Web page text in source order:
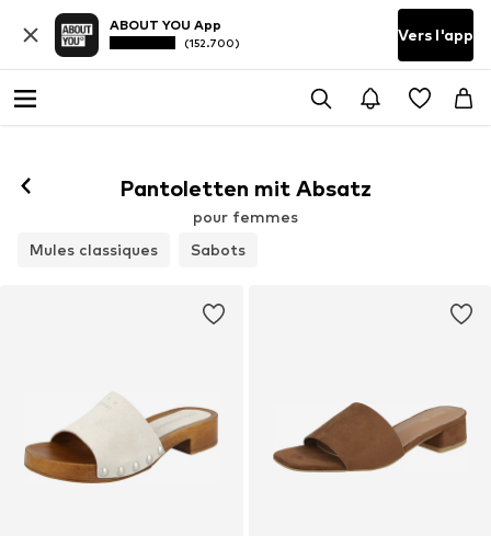
ABOUT YOU App
(152.700) Vers l'app
Pantoletten mit Absatz
pour femmes
Mules classiques
Sabots